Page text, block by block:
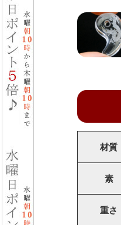
材質
素
重さ